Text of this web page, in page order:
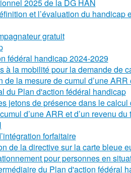
2025 de la DG HAN
et l’évaluation du handicap
gratuit
fédéral handicap 2024-2029
à la mobilité pour la demande de
la mesure de cumul d’une ARR
du Plan d'action fédéral handicap
jetons de présence dans le
d’une ARR et d’un revenu du
forfaitaire
de la directive sur la carte bleue
pour personnes en
du Plan d'action fédéral